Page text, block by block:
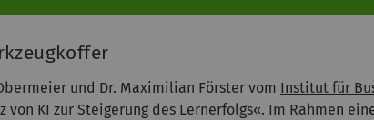
und Dr. Maximilian Förster vom Institut für
KI zur Steigerung des Lernerfolgs«. Im Rahmen